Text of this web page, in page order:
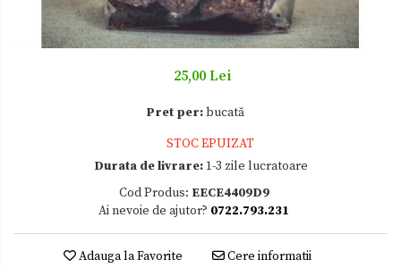
25,00 Lei
Pret per:bucată
STOC EPUIZAT
Durata de livrare:1-3 zile lucratoare
Cod Produs: EECE4409D9
Ai nevoie de ajutor? 0722.793.231
Adauga la Favorite Cere informatii